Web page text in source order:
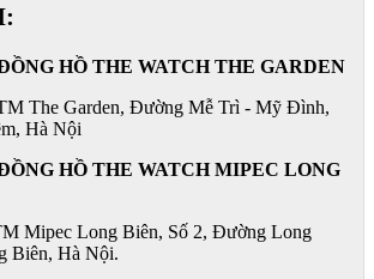
HỒ THE WATCH THE GARDEN
The Garden, Đường Mễ Trì - Mỹ Đình,
Hà Nội
HỒ THE WATCHMIPEC LONG
Mipec Long Biên, Số 2, Đường Long
Biên, Hà Nội.